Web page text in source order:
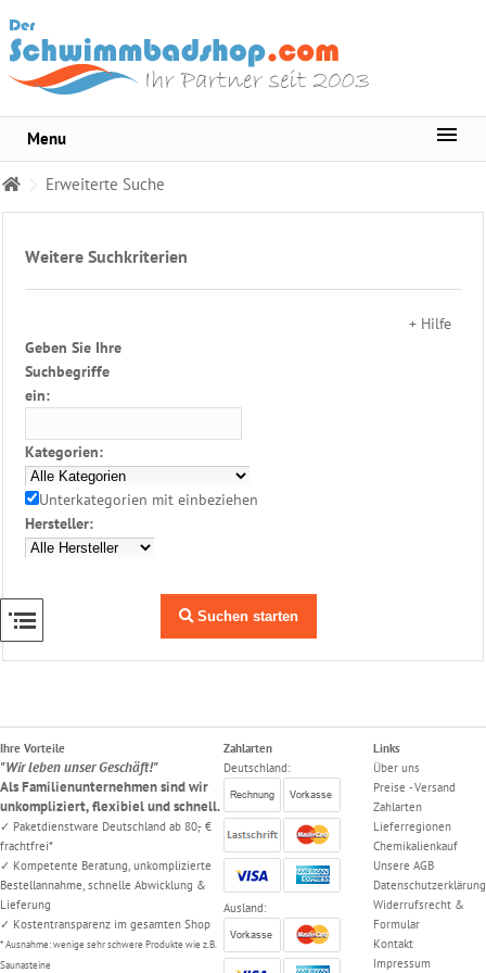
Erweiterte Suche
Weitere Suchkriterien
+ Hilfe
Geben Sie Ihre
Suchbegriffe
ein:
Kategorien:
Unterkategorien mit einbeziehen
Hersteller:
Suchen starten
Sortiment
Pflege
Wasser
Testgeräte
Becken
Reinigungsmittel
Pool
Reinigungs
Geräte
Schwimmbecken
Becken
Randsteine
Becken
Einbauteile
Becken
Abdeckung
Edelstahl
Menu
Ihre Vorteile
"Wir leben unser Geschäft!"
Als Familienunternehmen sind wir
unkompliziert, flexibiel und schnell.
✓ Paketdienstware Deutschland ab 80,- €
frachtfrei*
✓ Kompetente Beratung, unkomplizierte
Bestellannahme, schnelle Abwicklung &
Lieferung
✓ Kostentransparenz im gesamten Shop
* Ausnahme: wenige sehr schwere Produkte wie z.B.
Saunasteine
Zahlarten
Deutschland:
Ausland:
Links
Über uns
Preise - Versand
Zahlarten
Lieferregionen
Chemikalienkauf
Unsere AGB
Datenschutzerklärung
Widerrufsrecht &
Formular
Kontakt
Impressum